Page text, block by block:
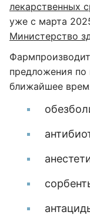
лекарственных
уже с марта
Министерство
предложения по
ближайшее